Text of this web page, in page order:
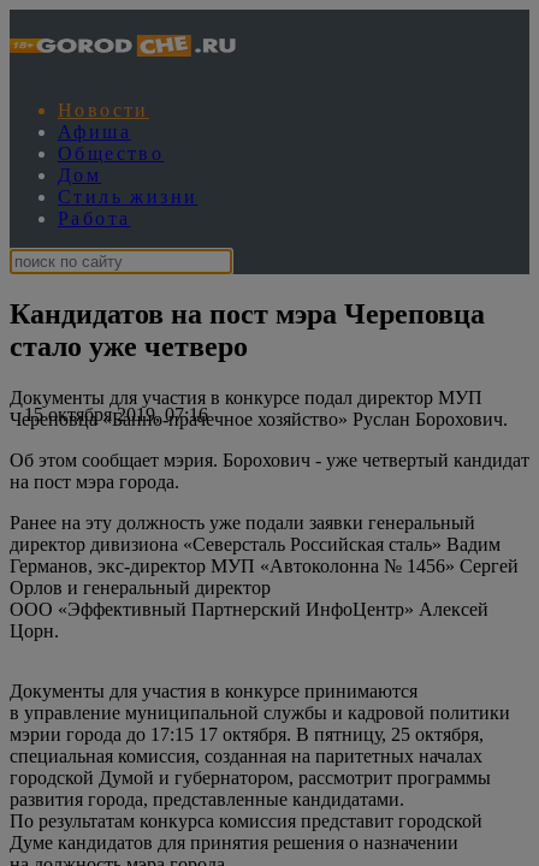
Новости
Афиша
Общество
Дом
Стиль жизни
Работа
Кандидатов на пост мэра Череповца
стало уже четверо
15 октября 2019, 07:16
Документы для участия в конкурсе подал директор МУП
Череповца «Банно-прачечное хозяйство» Руслан Борохович.
Об этом сообщает мэрия. Борохович - уже четвертый кандидат
на пост мэра города.
Ранее на эту должность уже подали заявки генеральный
директор дивизиона «Северсталь Российская сталь» Вадим
Германов, экс-директор МУП «Автоколонна № 1456» Сергей
Орлов и генеральный директор
ООО «Эффективный Партнерский ИнфоЦентр» Алексей
Цорн.
Документы для участия в конкурсе принимаются
в управление муниципальной службы и кадровой политики
мэрии города до 17:15 17 октября. В пятницу, 25 октября,
специальная комиссия, созданная на паритетных началах
городской Думой и губернатором, рассмотрит программы
развития города, представленные кандидатами.
По результатам конкурса комиссия представит городской
Думе кандидатов для принятия решения о назначении